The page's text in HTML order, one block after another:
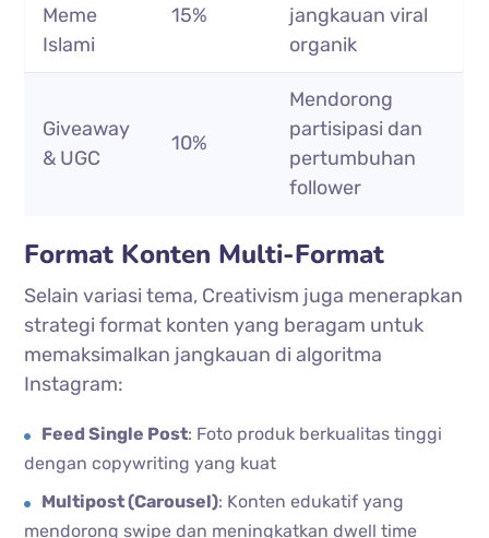
Meme
Islami
15%
jangkauan viral
organik
Giveaway
& UGC
10%
Mendorong
partisipasi dan
pertumbuhan
follower
Format Konten Multi-Format
Selain variasi tema, Creativism juga menerapkan
strategi format konten yang beragam untuk
memaksimalkan jangkauan di algoritma
Instagram:
Feed Single Post: Foto produk berkualitas tinggi
dengan copywriting yang kuat
Multipost (Carousel): Konten edukatif yang
mendorong swipe dan meningkatkan dwell time